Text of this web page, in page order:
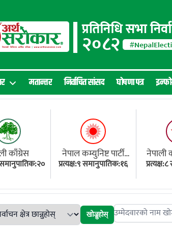
मतान्तर निर्वाचित सांसद घोषणा पत्र
काँग्रेस
समानुपातिक:२०
नेपाल कम्युनिष्ट पार्टी
(एमाले)
प्रत्यक्ष:९ समानुपातिक:१६
नेपाली
खोज्नुहोस् Search